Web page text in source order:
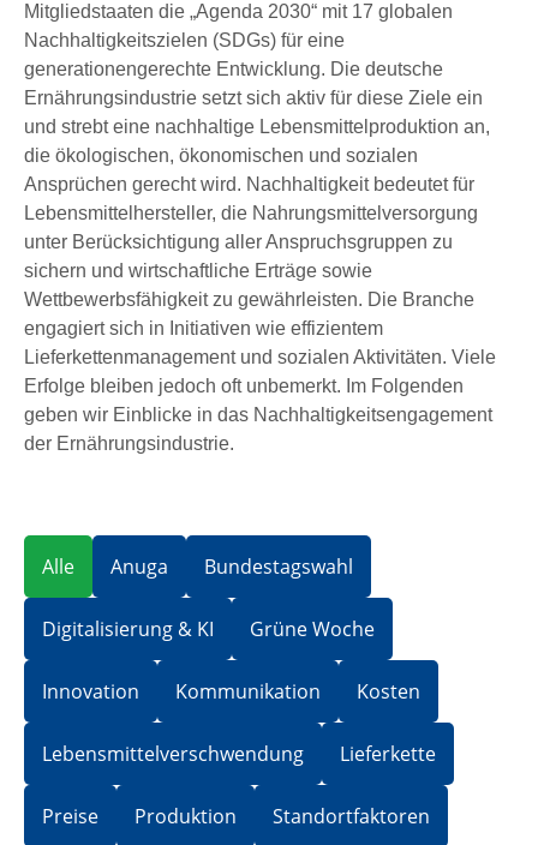
Mitgliedstaaten die „Agenda 2030“ mit 17 globalen
Nachhaltigkeitszielen (SDGs) für eine
generationengerechte Entwicklung. Die deutsche
Ernährungsindustrie setzt sich aktiv für diese Ziele ein
und strebt eine nachhaltige Lebensmittelproduktion an,
die ökologischen, ökonomischen und sozialen
Ansprüchen gerecht wird. Nachhaltigkeit bedeutet für
Lebensmittelhersteller, die Nahrungsmittelversorgung
unter Berücksichtigung aller Anspruchsgruppen zu
sichern und wirtschaftliche Erträge sowie
Wettbewerbsfähigkeit zu gewährleisten. Die Branche
engagiert sich in Initiativen wie effizientem
Lieferkettenmanagement und sozialen Aktivitäten. Viele
Erfolge bleiben jedoch oft unbemerkt. Im Folgenden
geben wir Einblicke in das Nachhaltigkeitsengagement
der Ernährungsindustrie.
Anuga Bundestagswahl
Digitalisierung & KI Grüne Woche
Innovation Kommunikation Kosten
Lebensmittelverschwendung Lieferkette
Preise Produktion Standortfaktoren
Alle